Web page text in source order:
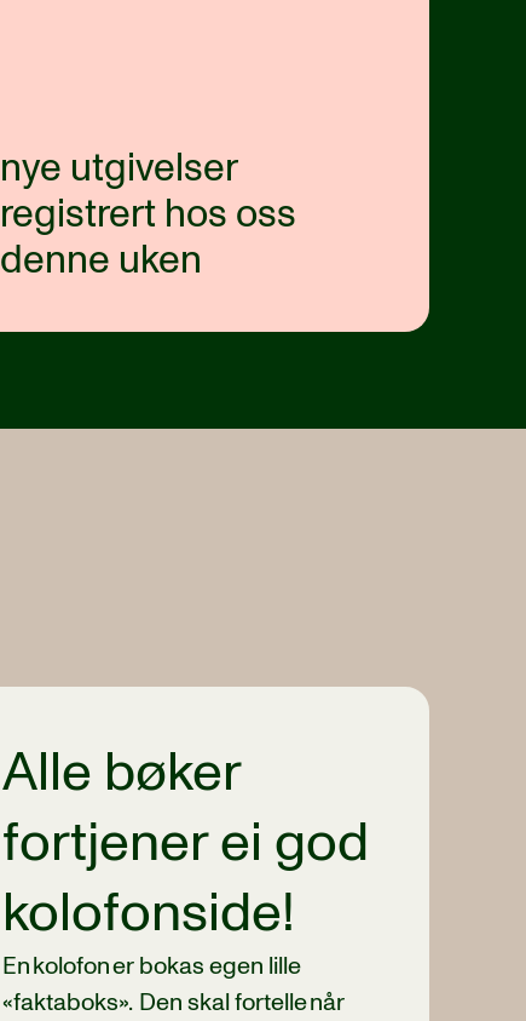
nye utgivelser
registrert hos oss
denne uken
Alle bøker
fortjener ei god
kolofonside!
En kolofon er bokas egen lille
«faktaboks». Den skal fortelle når